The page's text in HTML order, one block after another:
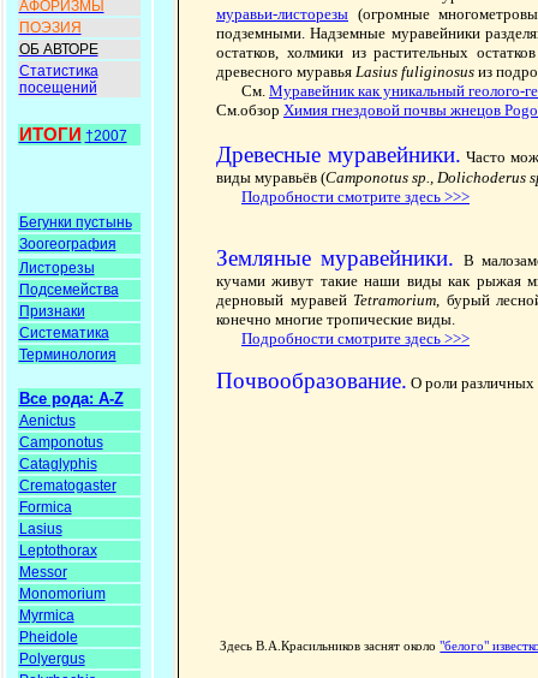
АФОРИЗМЫ
ПОЭЗИЯ
ОБ АВТОРЕ
Статистика
посещений
ИТОГИ †2007
Бегунки пустынь
Зоогеография
Листорезы
Подсемейства
Признаки
Систематика
Терминология
Все рода: A-Z
Aenictus
Camponotus
Cataglyphis
Crematogaster
Formica
Lasius
Leptothorax
Messor
Monomorium
Myrmica
Pheidole
Polyergus
муравьи-листорезы (огромные
подземными. Надземные муравейники
остатков, холмики из растительных
древесного муравьяLasius fuliginosus из
См.Муравейник как уникальный геолого-
См.обзорХимия гнездовой почвы жнецов
Древесные муравейники. Часто
виды муравьёв (Camponotus sp., Dolichoderus
Подробности смотрите здесь >>>
Земляные муравейники. В
кучами живут такие наши виды как рыжая
дерновый муравей Tetramorium, бурый
конечно многие тропические виды.
Подробности смотрите здесь >>>
Почвообразование. О роли различных
Здесь В.А.Красильников заснят около"белого"